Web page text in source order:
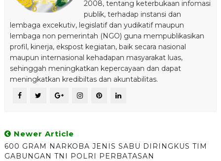
2008, tentang keterbukaan infomasi
publik, terhadap instansi dan
lembaga excekutiv, legislatif dan yudikatif maupun
lembaga non pemerintah (NGO) guna mempublikasikan
profil, kinerja, ekspost kegiatan, baik secara nasional
maupun internasional kehadapan masyarakat luas,
sehinggah meningkatkan kepercayaan dan dapat
meningkatkan kredibiltas dan akuntabilitas.
Newer Article
600 GRAM NARKOBA JENIS SABU DIRINGKUS TIM
GABUNGAN TNI POLRI PERBATASAN